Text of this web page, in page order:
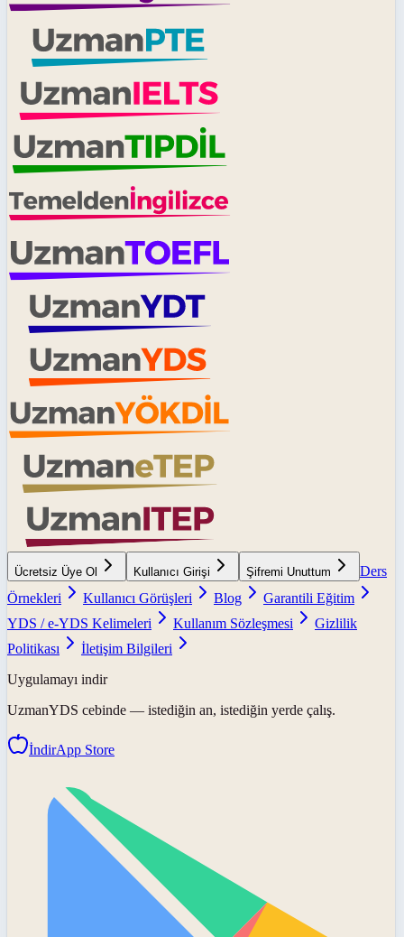
Ücretsiz Üye Ol Kullanıcı Girişi Şifremi Unuttum
Ders
Örnekleri
Kullanıcı Görüşleri Blog
Garantili Eğitim
YDS / e-YDS Kelimeleri
Kullanım Sözleşmesi
Gizlilik
Politikası
İletişim Bilgileri
Uygulamayı indir
UzmanYDS cebinde — istediğin an, istediğin yerde çalış.
İndirApp Store